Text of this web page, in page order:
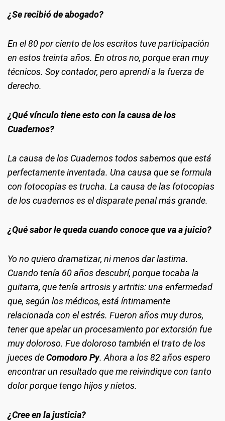
¿Se recibió de abogado?
En el 80 por ciento de los escritos tuve participación
en estos treinta años. En otros no, porque eran muy
técnicos. Soy contador, pero aprendí a la fuerza de
derecho.
¿Qué vínculo tiene esto con la causa de los
Cuadernos?
La causa de los Cuadernos todos sabemos que está
perfectamente inventada. Una causa que se formula
con fotocopias es trucha. La causa de las fotocopias
de los cuadernos es el disparate penal más grande.
¿Qué sabor le queda cuando conoce que va a juicio?
Yo no quiero dramatizar, ni menos dar lastima.
Cuando tenía 60 años descubrí, porque tocaba la
guitarra, que tenía artrosis y artritis: una enfermedad
que, según los médicos, está íntimamente
relacionada con el estrés. Fueron años muy duros,
tener que apelar un procesamiento por extorsión fue
muy doloroso. Fue doloroso también el trato de los
jueces deComodoro Py. Ahora a los 82 años espero
encontrar un resultado que me reivindique con tanto
dolor porque tengo hijos y nietos.
¿Cree en la justicia?